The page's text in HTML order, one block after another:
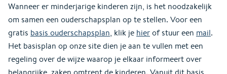
Wanneer er minderjarige kinderen zijn, is het noodzakelijk
om samen een ouderschapsplan op te stellen. Voor een
gratis basis ouderschapsplan, klik je hierof stuur een mail.
Het basisplan op onze site dien je aan te vullen met een
regeling over de wijze waarop je elkaar informeert over